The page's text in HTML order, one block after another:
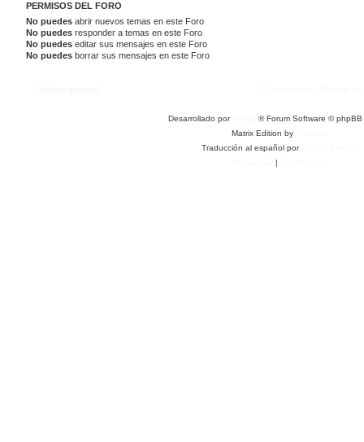
PERMISOS DEL FORO
No puedes abrir nuevos temas en este Foro
No puedes responder a temas en este Foro
No puedes editar sus mensajes en este Foro
No puedes borrar sus mensajes en este Foro
Desarrollado por
® Forum Software © phpBB
Matrix Edition by
Traducción al español por
|